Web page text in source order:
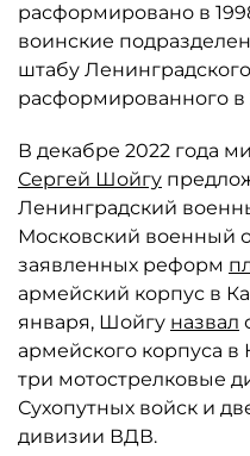
расформировано в
воинские
штабу
расформированного в
В декабре 2022 года
Сергей Шойгу
Ленинградский
Московский военный
заявленных реформ
армейский корпус в
января, Шойгу назвал
армейского корпуса в
три мотострелковые
Сухопутных войск и
дивизии ВДВ.